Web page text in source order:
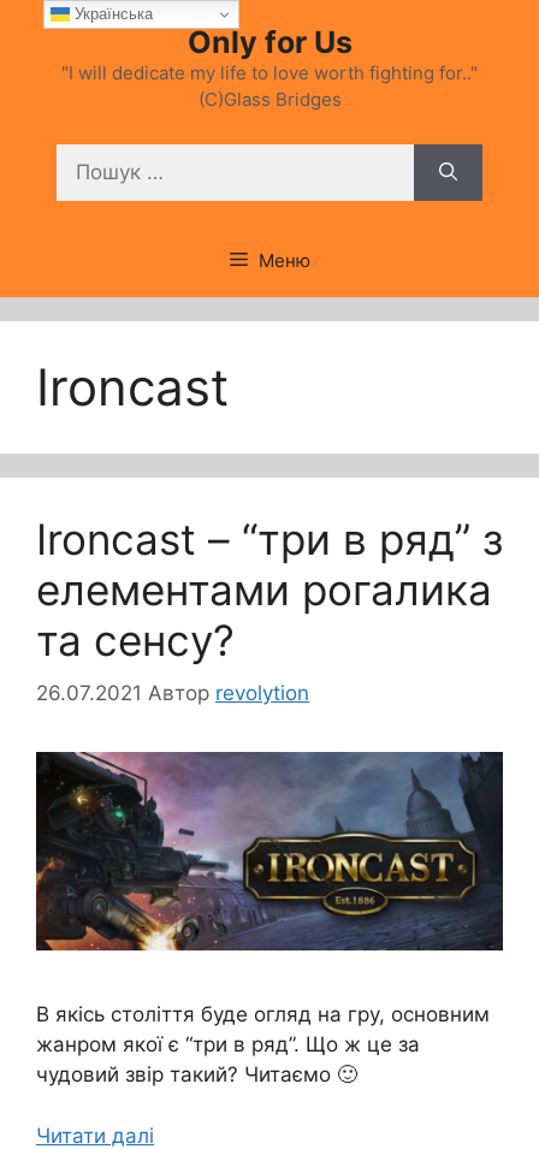
Перейти
вмісту
Only for Us
"I will dedicate my life to love worth fighting for.."
(C)Glass Bridges
Меню
Ironcast
Ironcast – “три в ряд” з
елементами рогалика
та сенсу?
26.07.2021 Автор revolytion
В якісь століття буде огляд на гру, основним
жанром якої є “три в ряд”. Що ж це за
чудовий звір такий? Читаємо 🙂
Читати далі
Українська